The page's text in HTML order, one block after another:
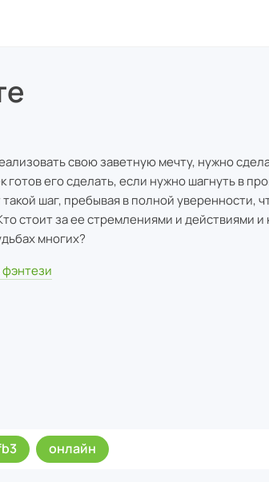
свою заветную мечту, нужно
готов его сделать, если нужно шагнуть в
шаг, пребывая в полной уверенности,
стоит за ее стремлениями и действиями и
многих?
онлайн